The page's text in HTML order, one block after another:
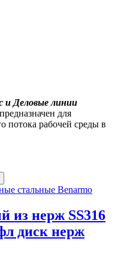
и Деловые линии
для
потока рабочей среды в
стальные Benarmo
из нерж SS316
диск нерж